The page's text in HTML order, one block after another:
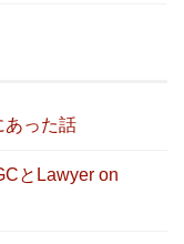
あった話
とLawyer on